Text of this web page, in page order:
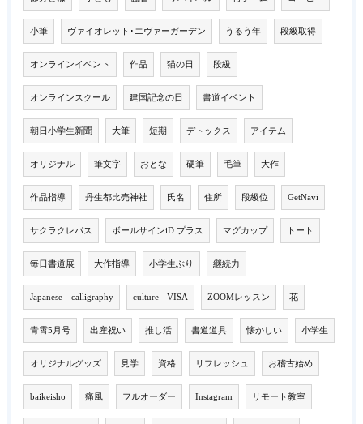
小筆 ヴァイオレット･エヴァーガーデン うるう年 段級取得
オンラインイベント 作品 猫の日 段級
オンラインスクール 建国記念の日 書道イベント
朝日小学生新聞 大筆 短期 デトックス アイテム
オリジナル 筆文字 おとな 硬筆 毛筆 大作
作品指導 丹生都比売神社 氏名 住所 段級位 GetNavi
サクラクレパス ボールサインiD プラス マグカップ トート
毎日書道展 大作指導 小学生ぶり 継続力
Japanese calligraphy culture VISA ZOOMレッスン 花
青霄5月号 出産祝い 推し活 書道道具 懐かしい 小学生
オリジナルグッズ 見学 資格 リフレッシュ お稽古始め
baikeisho 痛風 フルオーダー Instagram リモート教室